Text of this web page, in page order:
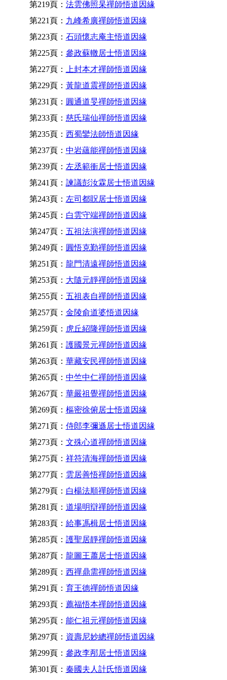
第219頁： 法雲佛照杲禪師悟道因緣
第221頁： 九峰希廣禪師悟道因緣
第223頁： 石頭懷志庵主悟道因緣
第225頁： 參政蘇轍居士悟道因緣
第227頁：
上封本才禪師悟道因緣
第229頁： 黃龍道震禪師悟道因緣
第231頁： 圓通道旻禪師悟道因緣
第233頁： 慈氏瑞仙禪師悟道因緣
第235頁： 西蜀鑾法師悟道因緣
第237頁： 中岩蘊能禪師悟道因緣
第239頁： 左丞範衝居士悟道因緣
第241頁： 諫議彭汝霖居士悟道因緣
第243頁： 左司都貺居士悟道因緣
第245頁： 白雲守端禪師悟道因緣
第247頁： 五祖法演禪師悟道因緣
第249頁： 圓悟克勤禪師悟道因緣
第251頁： 龍門清遠禪師悟道因緣
第253頁： 大隨元靜禪師悟道因緣
第255頁： 五祖表自禪師悟道因緣
第257頁： 金陵俞道婆悟道因緣
第259頁： 虎丘紹隆禪師悟道因緣
第261頁： 護國景元禪師悟道因緣
第263頁： 華藏安民禪師悟道因緣
第265頁： 中竺中仁禪師悟道因緣
第267頁： 華嚴祖覺禪師悟道因緣
第269頁： 樞密徐俯居士悟道因緣
第271頁： 侍郎李彌遜居士悟道因緣
第273頁： 文殊心道禪師悟道因緣
第275頁： 祥符清海禪師悟道因緣
第277頁： 雲居善悟禪師悟道因緣
第279頁： 白楊法順禪師悟道因緣
第281頁： 道場明辯禪師悟道因緣
第283頁： 給事馮楫居士悟道因緣
第285頁： 護聖居靜禪師悟道因緣
第287頁： 龍圖王蕭居士悟道因緣
第289頁： 西禪鼎需禪師悟道因緣
第291頁： 育王德禪師悟道因緣
第293頁： 薦福悟本禪師悟道因緣
第295頁： 能仁祖元禪師悟道因緣
第297頁： 資壽尼妙總禪師悟道因緣
第299頁： 參政李邴居士悟道因緣
第301頁： 秦國夫人計氏悟道因緣